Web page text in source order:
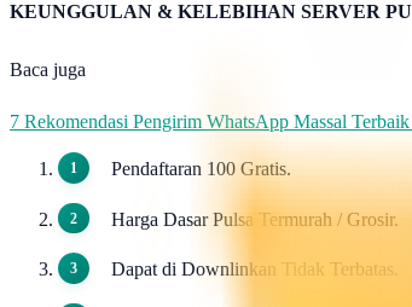
KEUNGGULAN & KELEBIHAN SERVER
Baca juga
7 Rekomendasi Pengirim WhatsApp Massal
Pendaftaran 100 Gratis.
Harga Dasar Pulsa Termurah / Grosir.
Dapat di Downlinkan Tidak Terbatas.